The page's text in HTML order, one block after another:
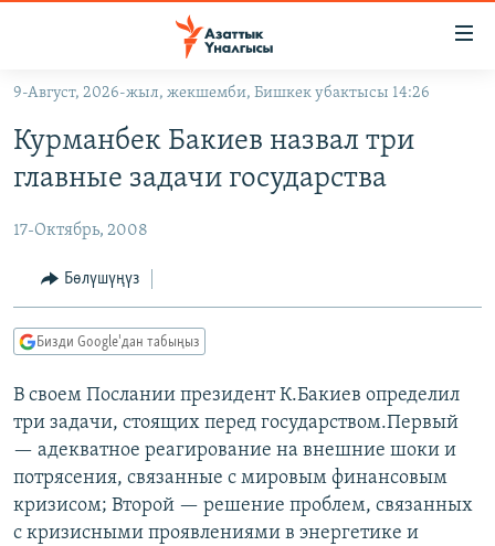
Навигацияга
өтүңүз
Издөөгө
салыңыз
КЫРГЫЗСТАН
САЯСАТ
ЭКОНОМИКА
ДҮЙНӨ
БОРБОР АЗИЯ
УКРАИНА
АТАЙЫН ИЛИКТӨӨ
БҮГҮН АЗАТТЫКТА
ЭКСПЕРТТЕР ТАЛДАЙТ
БИЗ ЖАНА ДҮЙНӨ
ДАНИСТЕ
ЭЖЕ-СИҢДИЛЕР
ПОДКАСТ
ӨЗГӨЧӨ ПИКИР
Русский
ОНЛАЙН ШЕРИНЕ
9-Август, 2026-жыл, жекшемби, Бишкек убактысы 14:26
Курманбек Бакиев назвал три
главные задачи государства
17-Октябрь, 2008
Бөлүшүңүз
Бизди Google'дан табыңыз
В своем Послании президент К.Бакиев определил
три задачи, стоящих перед государством.Первый
— адекватное реагирование на внешние шоки и
потрясения, связанные с мировым финансовым
кризисом; Второй — решение проблем, связанных
с кризисными проявлениями в энергетике и